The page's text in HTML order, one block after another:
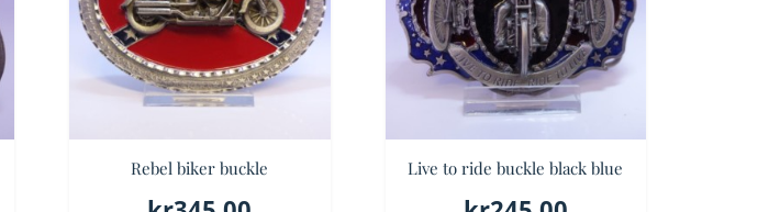
Rebel biker buckle Live to ride buckle black blue